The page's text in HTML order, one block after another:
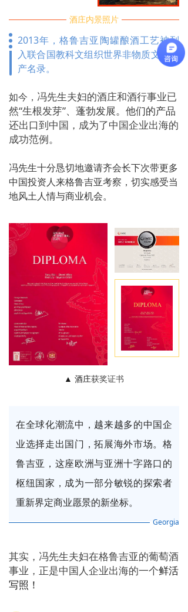
酒庄内景照片
2013年，格鲁吉亚陶罐酿酒工艺被列
入联合国教科文组织世界非物质文化遗
产名录。
如今， 冯先生夫妇的酒庄和酒行事业已
然“生根发芽”、蓬勃发展。他们的产品
还出口到中国 ，成为了中国企业出海的
成功范例。
冯先生十分恳切地邀请齐会长下次带更多
中国投资人来格鲁吉亚考察，切实感受当
地风土人情与商业机会。
▲ 酒庄获奖证书
在全球化潮流中，越来越多的中国企
业选择走出国门，拓展海外市场。 格
鲁吉亚，这座欧洲与亚洲十字路口的
枢纽国家，成为一部分敏锐的探索者
重新界定商业愿景的新坐标。
Georgia
其实，冯先生夫妇在格鲁吉亚的葡萄酒
事业，正是中国人企业出海的一个鲜活
写照！